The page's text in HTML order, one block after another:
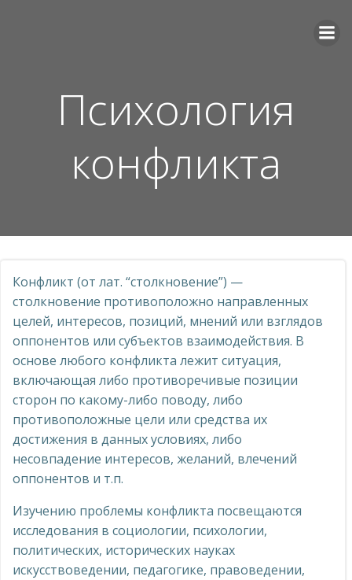
Психология
конфликта
Конфликт (от лат. “столкновение”) —
столкновение противоположно направленных
целей, интересов, позиций, мнений или взглядов
оппонентов или субъектов взаимодействия. В
основе любого конфликта лежит ситуация,
включающая либо противоречивые позиции
сторон по какому-либо поводу, либо
противоположные цели или средства их
достижения в данных условиях, либо
несовпадение интересов, желаний, влечений
оппонентов и т.п.
Изучению проблемы конфликта посвещаются
исследования в социологии, психологии,
политических, исторических науках
искусствоведении, педагогике, правоведении,